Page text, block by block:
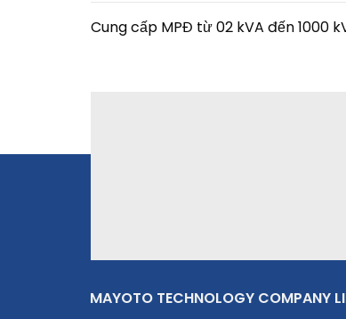
Cung cấp MPĐ từ 02 kVA đến 1000
MAYOTO TECHNOLOGY COMPANY